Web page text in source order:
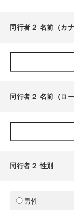
同行者２ 名前（カナ
同行者２ 名前（ロー
同行者２ 性別
男性